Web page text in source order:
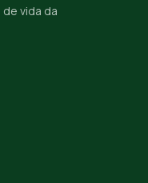
vida da